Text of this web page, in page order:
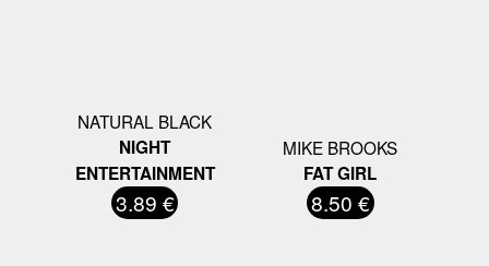
NATURAL BLACK
NIGHT
ENTERTAINMENT
3.89 €
MIKE BROOKS
FAT GIRL
8.50 €